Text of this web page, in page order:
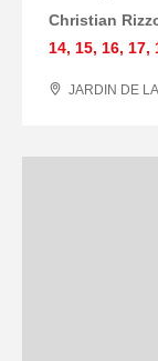
Christian
14, 15, 16, 17,
JARDIN DE